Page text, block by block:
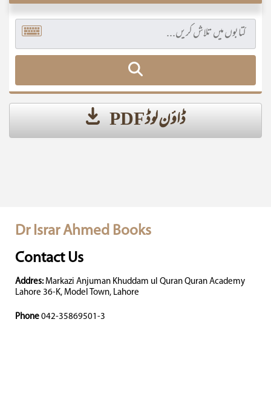
ڈاؤن لوڈ PDF
Dr Israr Ahmed Books
Contact Us
Addres: Markazi Anjuman Khuddam ul Quran Quran Academy
Lahore 36-K, Model Town, Lahore
Phone 042-35869501-3